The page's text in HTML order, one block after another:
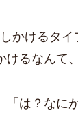
かけるタ
けるなんて
「は？なに